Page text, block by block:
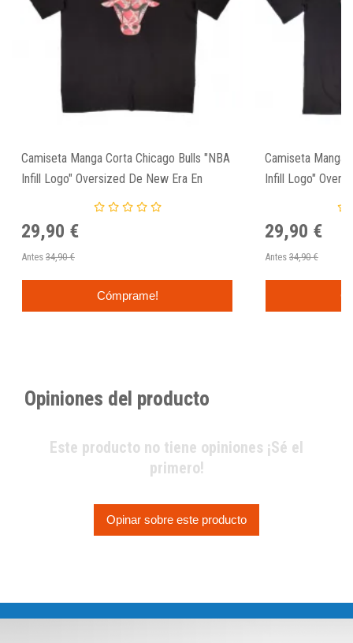
Camiseta Manga Corta Chicago Bulls "NBA
Infill Logo" Oversized De New Era En
29,90 €
Antes 34,90 €
Cómprame!
Camiseta Manga
Infill Logo"
29,90 €
Antes 34,90 €
Opiniones del producto
Este producto no tiene opiniones ¡Sé el
primero!
Opinar sobre este producto